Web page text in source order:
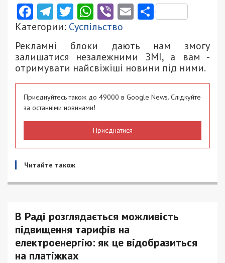
Facebook
Telegram
Twitter
WhatsApp
ViberEmail
Категории: Суспільство
Рекламні блоки дають нам змогу
залишатися незалежними ЗМІ, а вам -
отримувати найсвіжіші новини під ними.
Приєднуйтесь також до 49000 в Google News. Слідкуйте
за останніми новинами!
Приєднатися
Читайте також
В Раді розглядається можливість
підвищення тарифів на
електроенергію: як це відобразиться
на платіжках